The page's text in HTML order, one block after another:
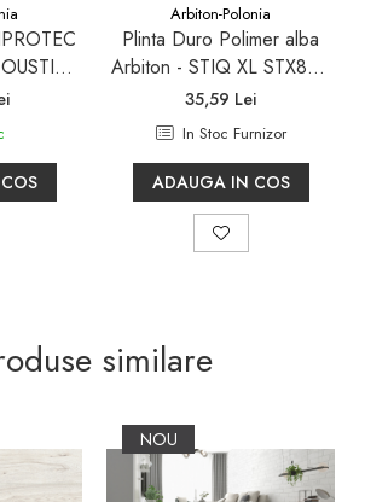
-
vinil
rola
Arbiton-Polonia
Plinta Duro Polimer alba
Arbiton - STIQ XL STX820
-(inaltime plinta 8cm)
35,59 Lei
In Stoc Furnizor
ADAUGA IN COS
similare
NOU